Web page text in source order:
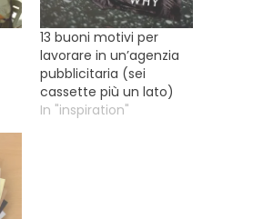
13 buoni motivi per
lavorare in un’agenzia
pubblicitaria (sei
cassette più un lato)
In "inspiration"